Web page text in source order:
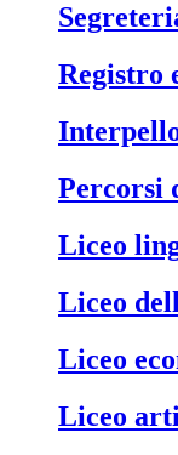
registro
percorsi
liceo
liceo
liceo
liceo